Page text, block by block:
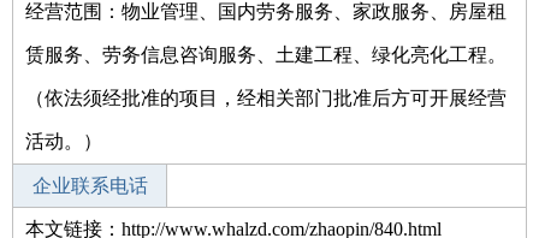
经营范围：物业管理、国内劳务服务、家政服务、房屋租
赁服务、劳务信息咨询服务、土建工程、绿化亮化工程。
（依法须经批准的项目，经相关部门批准后方可开展经营
活动。）
企业联系电话
本文链接：http://www.whalzd.com/zhaopin/840.html